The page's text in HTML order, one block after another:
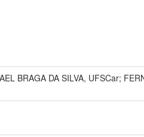
BRAGA DA SILVA, UFSCar;